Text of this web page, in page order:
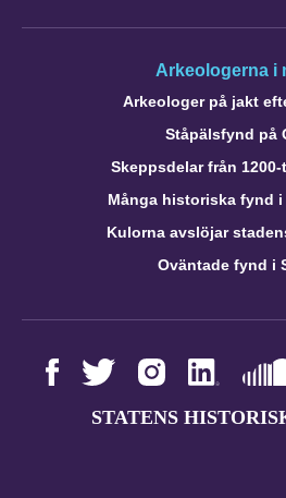
Arkeologerna i
Arkeologer på jakt
Ståpälsfynd på
Skeppsdelar från
Många historiska fynd i
Kulorna avslöjar
Oväntade fynd i
STATENS